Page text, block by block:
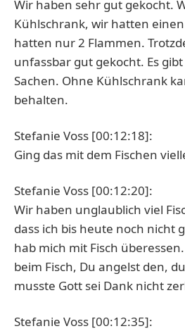
Wir haben sehr gut gekocht.
Kühlschrank, wir hatten
hatten nur 2 Flammen.
unfassbar gut gekocht. Es
Sachen. Ohne Kühlschrank
behalten.
Stefanie Voss [00:12:18]:
Ging das mit dem Fischen
Stefanie Voss [00:12:20]:
Wir haben unglaublich viel
dass ich bis heute noch nicht
hab mich mit Fisch
beim Fisch, Du angelst den,
musste Gott sei Dank nicht
Stefanie Voss [00:12:35]: